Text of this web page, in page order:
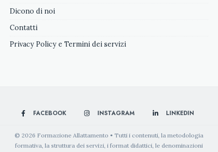
Dicono di noi
Contatti
Privacy Policy e Termini dei servizi
FACEBOOK INSTAGRAM LINKEDIN
© 2026 Formazione Allattamento • Tutti i contenuti, la metodologia
formativa, la struttura dei servizi, i format didattici, le denominazioni